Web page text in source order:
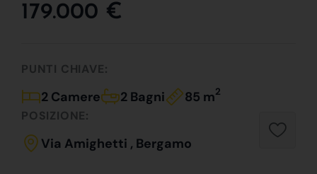
179.000 €
PUNTI CHIAVE:
2 Camere 2 Bagni 85 m2
POSIZIONE:
Via Amighetti , Bergamo